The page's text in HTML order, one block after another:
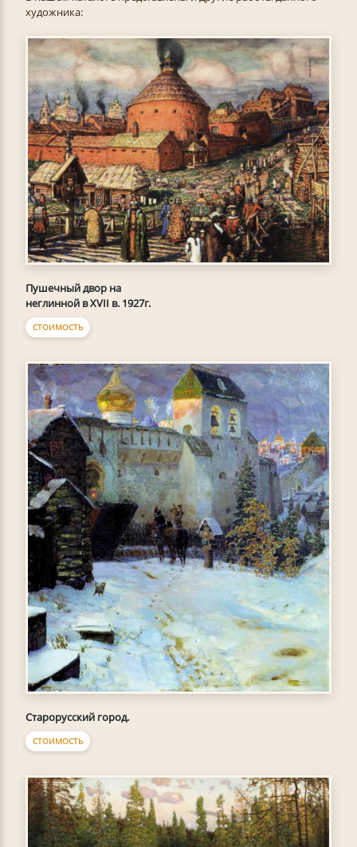
художника:
Пушечный двор на
неглинной в XVII в. 1927г.
СТОИМОСТЬ
Старорусский город.
СТОИМОСТЬ